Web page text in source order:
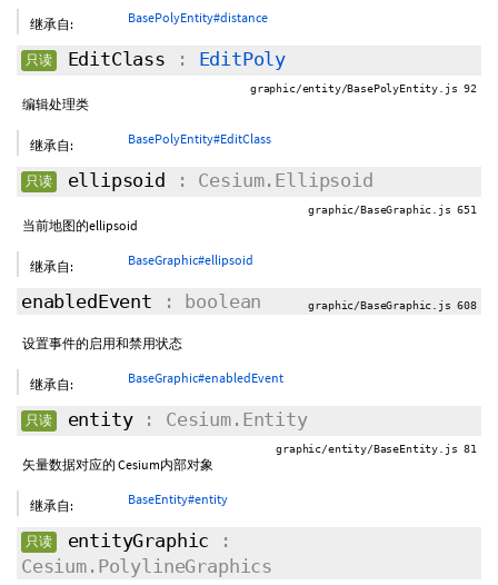
继承自: BasePolyEntity#distance
只读 EditClass : EditPoly
graphic/entity/BasePolyEntity.js 92
编辑处理类
继承自: BasePolyEntity#EditClass
只读 ellipsoid : Cesium.Ellipsoid
graphic/BaseGraphic.js 651
当前地图的ellipsoid
继承自: BaseGraphic#ellipsoid
enabledEvent : boolean graphic/BaseGraphic.js 608
设置事件的启用和禁用状态
继承自: BaseGraphic#enabledEvent
只读 entity: Cesium.Entity
graphic/entity/BaseEntity.js 81
矢量数据对应的 Cesium内部对象
继承自: BaseEntity#entity
只读 entityGraphic :
Cesium.PolylineGraphics